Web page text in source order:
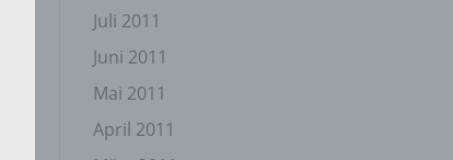
Juli 2011
Juni 2011
Mai 2011
April 2011